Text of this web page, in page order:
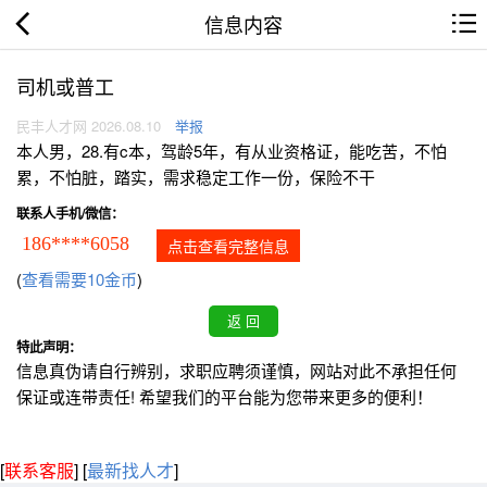
信息内容
司机或普工
民丰人才网 2026.08.10 举报
本人男，28.有c本，驾龄5年，有从业资格证，能吃苦，不怕
累，不怕脏，踏实，需求稳定工作一份，保险不干
联系人手机/微信：
186****6058 点击查看完整信息
(查看需要10金币)
特此声明：
信息真伪请自行辨别，求职应聘须谨慎，网站对此不承担任何
保证或连带责任! 希望我们的平台能为您带来更多的便利！
[联系客服] [最新找人才]